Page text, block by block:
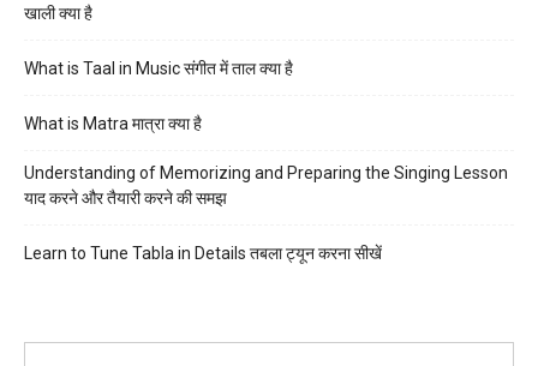
खाली क्या है
What is Taal in Music संगीत में ताल क्या है
What is Matra मात्रा क्या है
Understanding of Memorizing and Preparing the Singing Lesson
याद करने और तैयारी करने की समझ
Learn to Tune Tabla in Details तबला ट्यून करना सीखें